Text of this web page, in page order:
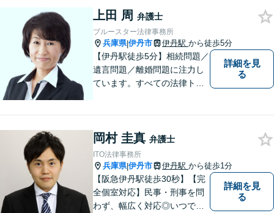
上田 周 弁護士
ブルースター法律事務所
兵庫県|伊丹市 伊丹駅 から徒歩5分
【伊丹駅徒歩5分】相続問題／
遺言問題／離婚問題に注力し
ています。すべての法律トラ
様と信頼関係を築いて紛争解
決し、解決後の人生を幸せに
過ごして頂きたいと願いを込
めています。
詳細を見
る
岡村 圭真 弁護士
ITO法律事務所
兵庫県|伊丹市 伊丹駅 から徒歩1分
【阪急伊丹駅徒歩30秒】【完
全個室対応】民事・刑事を問
わず、幅広く対応◎いつでも
詳細を見
る